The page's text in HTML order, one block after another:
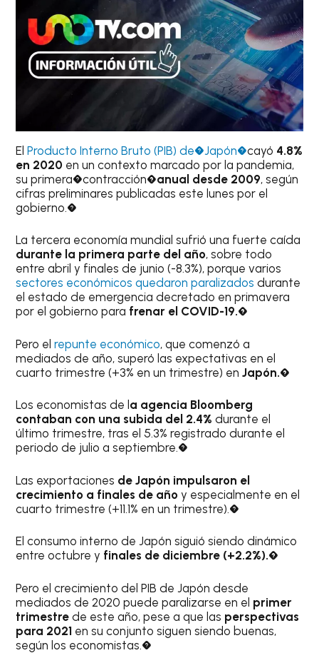
ElProducto Interno Bruto (PIB) de�Japón�cayó 4.8%
en 2020 en un contexto marcado por la pandemia,
su primera�contracción�anual desde 2009, según
cifras preliminares publicadas este lunes por el
gobierno.�
La tercera economía mundial sufrió una fuerte caída
durante la primera parte del año, sobre todo
entre abril y finales de junio (-8.3%), porque varios
sectores económicos quedaron paralizados durante
el estado de emergencia decretado en primavera
por el gobierno para frenar el COVID-19.�
Pero el repunte económico, que comenzó a
mediados de año, superó las expectativas en el
cuarto trimestre (+3% en un trimestre) enJapón.�
Los economistas de l a agencia Bloomberg
contaban con una subida del 2.4% durante el
último trimestre, tras el 5.3% registrado durante el
periodo de julio a septiembre.�
Las exportaciones de Japón impulsaron el
crecimiento a finales de año y especialmente en el
cuarto trimestre (+11.1% en un trimestre).�
El consumo interno de Japón siguió siendo dinámico
entre octubre y finales de diciembre (+2.2%).�
Pero el crecimiento del PIB de Japón desde
mediados de 2020 puede paralizarse en el primer
trimestre de este año, pese a que las perspectivas
para 2021 en su conjunto siguen siendo buenas,
según los economistas.�